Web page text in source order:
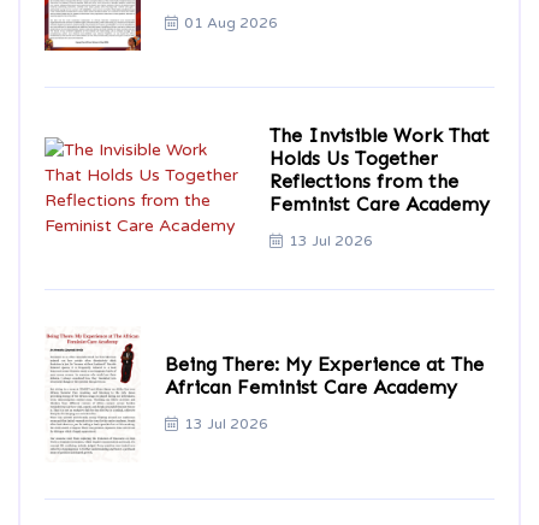
01 Aug 2026
The Invisible Work That
Holds Us Together
Reflections from the
Feminist Care Academy
13 Jul 2026
Being There: My Experience at The
African Feminist Care Academy
13 Jul 2026